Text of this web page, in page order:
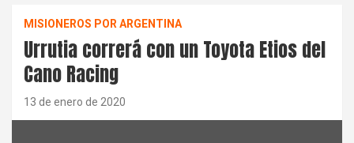
MISIONEROS POR ARGENTINA
Urrutia correrá con un Toyota Etios del
Cano Racing
13 de enero de 2020